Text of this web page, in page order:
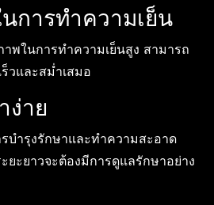
การทำความเย็น
พในการทำความเย็นสูง สามารถ
วและสม่ำเสมอ
ง่าย
บำรุงรักษาและทำความสะอาด
ยะยาวจะต้องมีการดูแลรักษาอย่าง